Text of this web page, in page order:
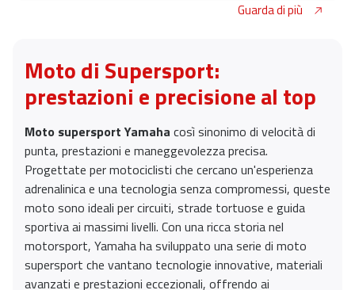
Guarda di più
Moto di Supersport:
prestazioni e precisione al top
Moto supersport Yamaha così sinonimo di velocità di
punta, prestazioni e maneggevolezza precisa.
Progettate per motociclisti che cercano un'esperienza
adrenalinica e una tecnologia senza compromessi, queste
moto sono ideali per circuiti, strade tortuose e guida
sportiva ai massimi livelli. Con una ricca storia nel
motorsport, Yamaha ha sviluppato una serie di moto
supersport che vantano tecnologie innovative, materiali
avanzati e prestazioni eccezionali, offrendo ai